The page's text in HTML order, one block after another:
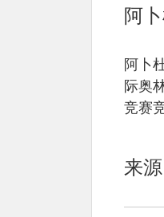
阿
阿卜
际奥
竞赛
来源